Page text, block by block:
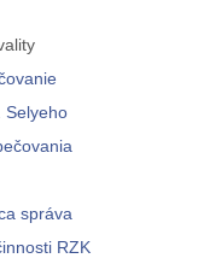
Selyeho
správa
RZK